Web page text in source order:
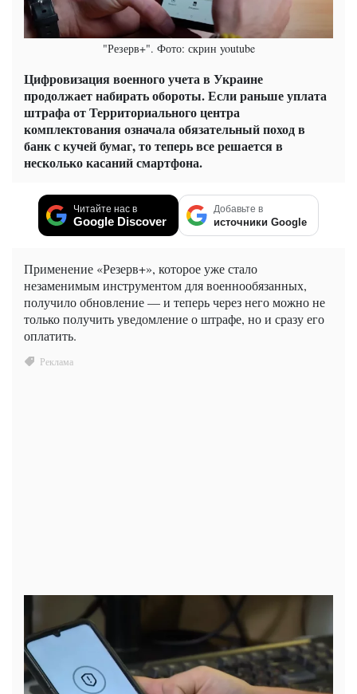
"Резерв+". Фото: скрин youtube
Цифровизация военного учета в Украине
продолжает набирать обороты. Если раньше уплата
штрафа от Территориального центра
комплектования означала обязательный поход в
банк с кучей бумаг, то теперь все решается в
несколько касаний смартфона.
Читайте нас в
Google Discover
Добавьте в
источники Google
Применение «Резерв+», которое уже стало
незаменимым инструментом для военнообязанных,
получило обновление — и теперь через него можно не
только получить уведомление о штрафе, но и сразу его
оплатить.